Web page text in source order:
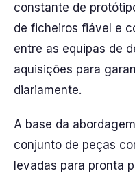
constante de
de ficheiros fiável e
entre as equipas de
aquisições para
diariamente.
A base da
conjunto de peças
levadas para pronta